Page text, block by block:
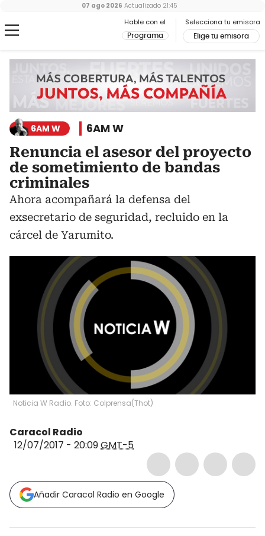
Hable con el
Programa
Selecciona tu emisora
Elige tu emisora
07 ago 2026 Actualizado 21:45
6AM W 6AM W
Renuncia el asesor del proyecto
de sometimiento de bandas
criminales
Ahora acompañará la defensa del
exsecretario de seguridad, recluido en la
cárcel de Yarumito.
Noticia W Radio. Foto: Colprensa(Thot)
Caracol Radio
12/07/2017 - 20:09GMT-5
Añadir Caracol Radio en Google